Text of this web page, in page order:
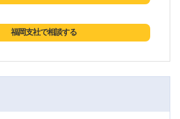
福岡支社で相談する